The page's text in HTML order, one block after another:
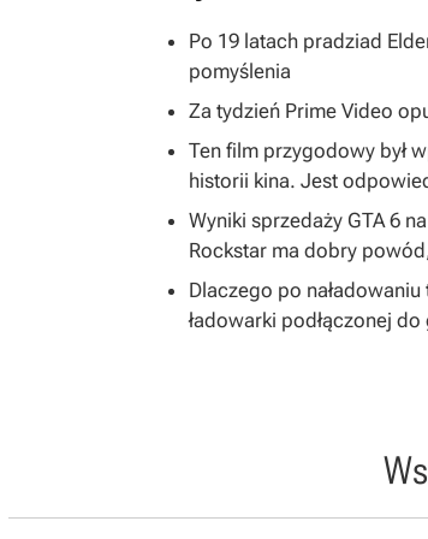
Po 19 latach pradziad
pomyślenia
Za tydzień Prime Video
Ten film przygodowy był
historii kina. Jest
Wyniki sprzedaży GTA 6
Rockstar ma dobry
Dlaczego po
ładowarki podłączonej do